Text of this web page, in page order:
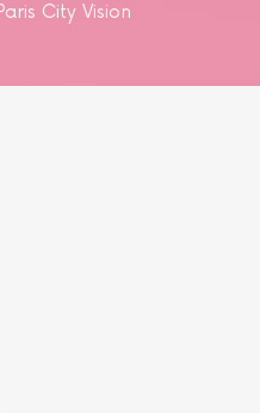
City Vision